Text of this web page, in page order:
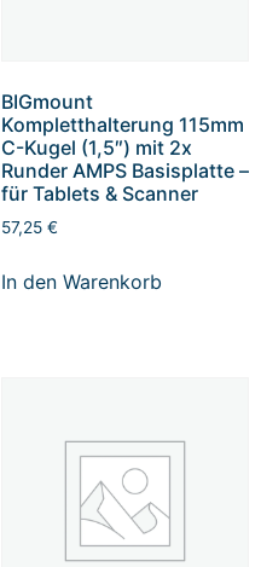
BIGmount
Kompletthalterung 115mm
C-Kugel (1,5″) mit 2x
Runder AMPS Basisplatte –
für Tablets & Scanner
57,25 €
In den Warenkorb